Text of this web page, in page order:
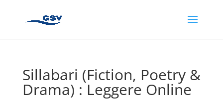
Sillabari (Fiction, Poetry &
Drama) : Leggere Online